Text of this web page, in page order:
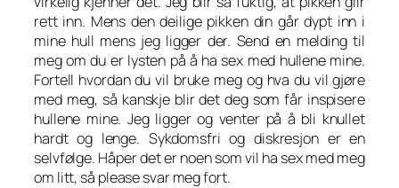
rett inn. Mens den deilige pikken din går dypt inn i
mine hull mens jeg ligger der. Send en melding til
meg om du er lysten på å ha sex med hullene mine.
Fortell hvordan du vil bruke meg og hva du vil gjøre
med meg, så kanskje blir det deg som får inspisere
hullene mine. Jeg ligger og venter på å bli knullet
hardt og lenge. Sykdomsfri og diskresjon er en
selvfølge. Håper det er noen som vil ha sex med meg
om litt, så please svar meg fort.